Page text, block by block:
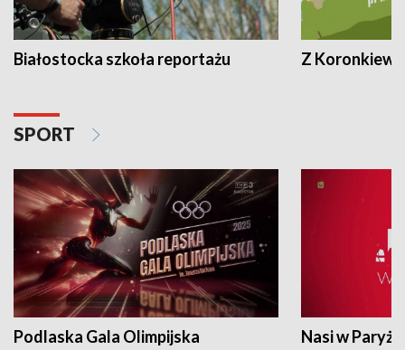
Białostocka szkoła reportażu Z
SPORT
Podlaska Gala Olimpijska Nasi w Paryżu